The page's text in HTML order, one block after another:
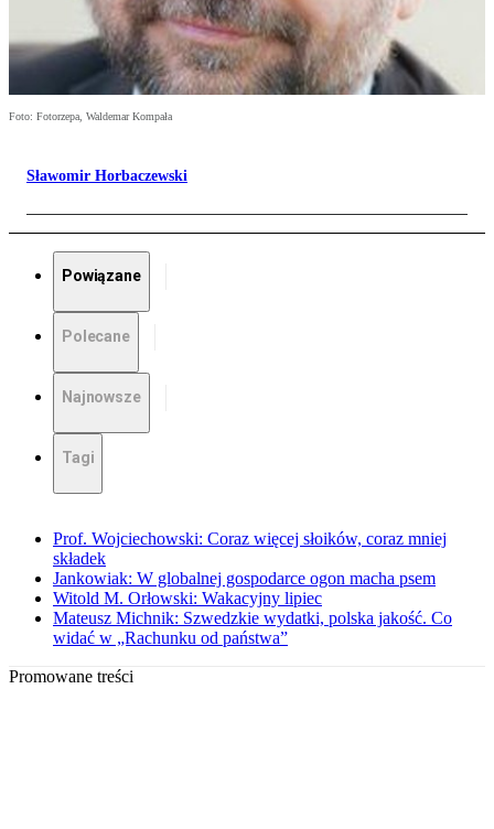
Foto: Fotorzepa, Waldemar Kompała
Sławomir Horbaczewski
Powiązane
Polecane
Najnowsze
Tagi
Prof. Wojciechowski: Coraz więcej słoików, coraz mniej
składek
Jankowiak: W globalnej gospodarce ogon macha psem
Witold M. Orłowski: Wakacyjny lipiec
Mateusz Michnik: Szwedzkie wydatki, polska jakość. Co
widać w „Rachunku od państwa”
Promowane treści